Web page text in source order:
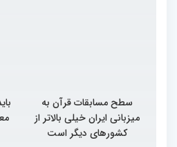
سطح مسابقات قرآن به
میزبانی ایران خیلی بالاتر از
کشورهای دیگر است